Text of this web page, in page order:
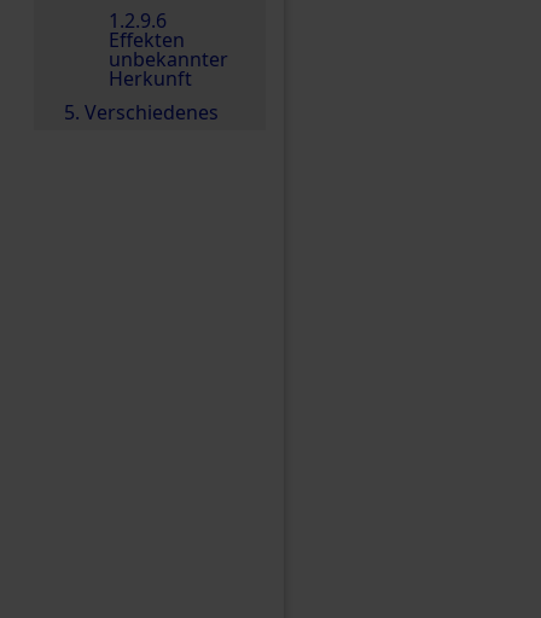
1.2.9.6
Effekten
unbekannter
Herkunft
5. Verschiedenes